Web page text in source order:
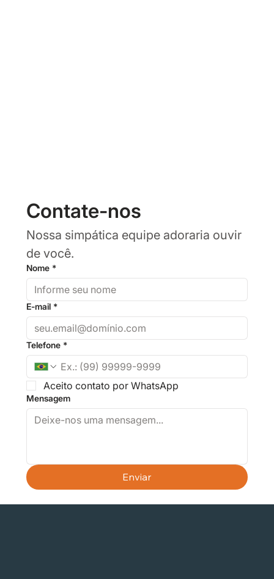
Contate-nos
Nossa simpática equipe adoraria ouvir
de você.
Nome *
E-mail *
Telefone *
Aceito contato por WhatsApp
Mensagem
Enviar